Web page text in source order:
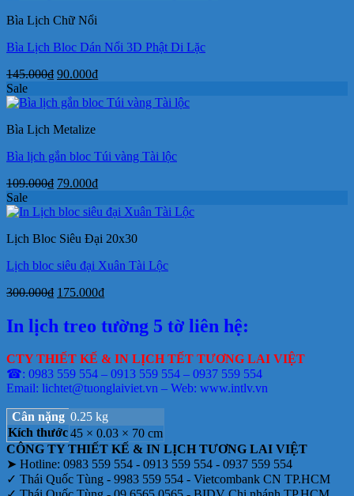
Bìa Lịch Chữ Nổi
Bìa Lịch Bloc Dán Nổi 3D Phật Di Lặc
145.000₫ Giá
là:
90.000₫Giá
tại
Sale
Bìa Lịch Metalize
Bìa lịch gắn bloc Túi vàng Tài lộc
109.000₫ Giá
là:
79.000₫Giá
tại
79.000₫.
Sale
Lịch Bloc Siêu Đại 20x30
Lịch bloc siêu đại Xuân Tài Lộc
300.000₫ Giá
là:
300.000₫.
175.000₫Giá
tại
là:
In lịch treo tường 5 tờ liên hệ:
CTY THIẾT KẾ & IN LỊCH TẾT TƯƠNG LAI VIỆT
☎: 0983 559 554 – 0913 559 554 – 0937 559 554
Email: lichtet@tuonglaiviet.vn – Web: www.intlv.vn
Cân nặng 0.25 kg
Kích thước45 × 0.03 × 70 cm
CÔNG TY THIẾT KẾ & IN LỊCH TƯƠNG LAI VIỆT
➤ Hotline: 0983 559 554 - 0913 559 554 - 0937 559 554
✓ Thái Quốc Tùng - 9983 559 554 - Vietcombank CN TP.HCM